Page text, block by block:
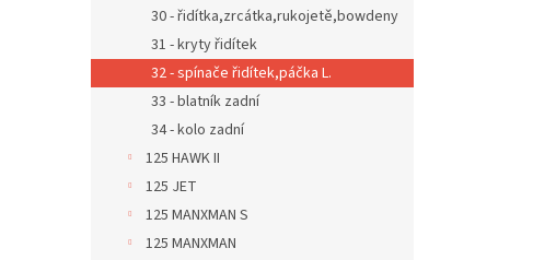
30 - řidítka,zrcátka,rukojetě,bowdeny
31 - kryty řidítek
32 - spínače řidítek,páčka L.
33 - blatník zadní
34 - kolo zadní
125 HAWK II
125 JET
125 MANXMAN S
125 MANXMAN